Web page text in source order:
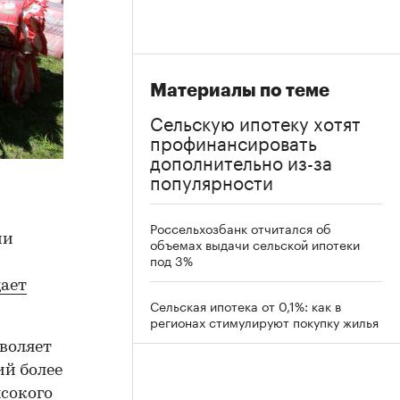
более
Материалы по теме
Сельскую ипотеку хотят
профинансировать
дополнительно из-за
популярности
Россельхозбанк отчитался об
объемах выдачи сельской ипотеки
под 3%
Сельская ипотека от 0,1%: как в
регионах стимулируют покупку жилья